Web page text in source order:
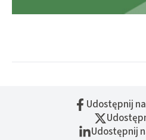
Udostępnij
Udostępnij